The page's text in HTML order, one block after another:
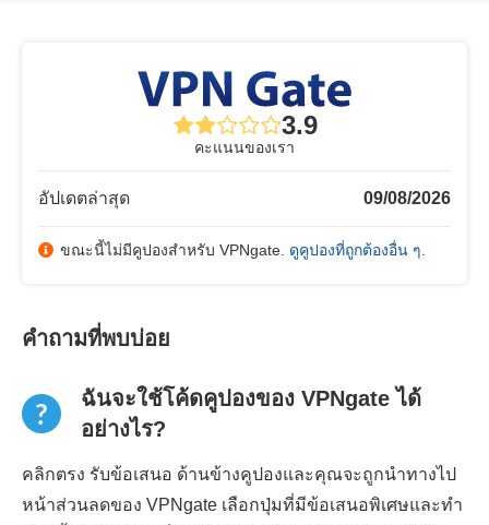
3.9
คะแนนของเรา
อัปเดตล่าสุด 09/08/2026
ขณะนี้ไม่มีคูปองสำหรับ VPNgate. ดูคูปองที่ถูกต้องอื่น ๆ
คำถามที่พบบ่อย
ฉันจะใช้โค้ดคูปองของ VPNgate ได้
อย่างไร?
คลิกตรง รับข้อเสนอ ด้านข้างคูปองและคุณจะถูกนำทางไป
หน้าส่วนลดของ VPNgate เลือกปุ่มที่มีข้อเสนอพิเศษและทำ